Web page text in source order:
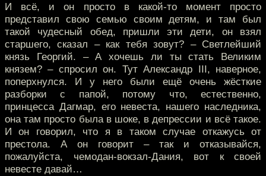
И всё, и он просто в какой-то момент просто
представил свою семью своим детям, и там был
такой чудесный обед, пришли эти дети, он взял
старшего, сказал – как тебя зовут? – Светлейший
князь Георгий. – А хочешь ли ты стать Великим
князем? – спросил он. Тут Александр III, наверное,
поперхнулся. И у него были ещё очень жёсткие
разборки с папой, потому что, естественно,
принцесса Дагмар, его невеста, нашего наследника,
она там просто была в шоке, в депрессии и всё такое.
И он говорил, что я в таком случае откажусь от
престола. А он говорит – так и отказывайся,
пожалуйста, чемодан-вокзал-Дания, вот к своей
невесте давай…